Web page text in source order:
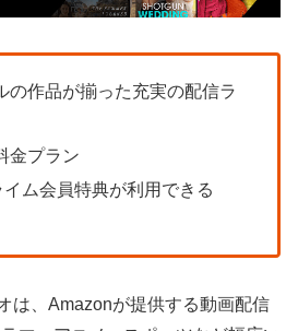
の作品が揃った充実の配信ラ
金プラン
ム会員特典が利用できる
は、Amazonが提供する動画配信